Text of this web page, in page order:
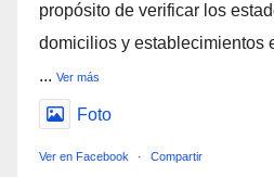
propósito de verificar los
domicilios y establecimientos
... Ver más
Foto
Ver en Facebook · Compartir